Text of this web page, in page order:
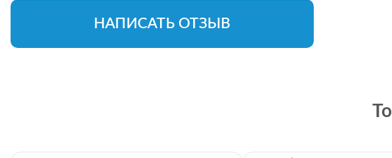
НАПИСАТЬ ОТЗЫВ